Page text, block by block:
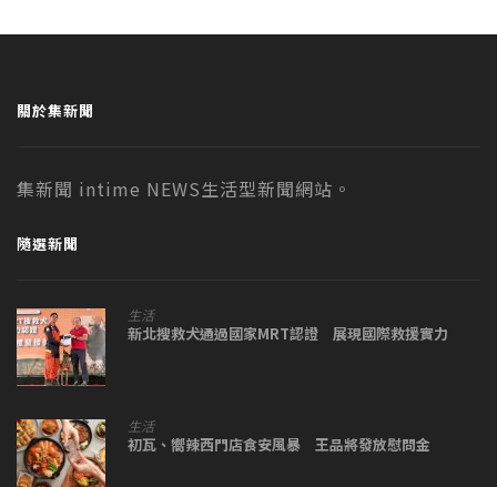
關於集新聞
集新聞 intime NEWS生活型新聞網站。
隨選新聞
生活
新北搜救犬通過國家MRT認證 展現國際救援實力
生活
初瓦、嚮辣西門店食安風暴 王品將發放慰問金